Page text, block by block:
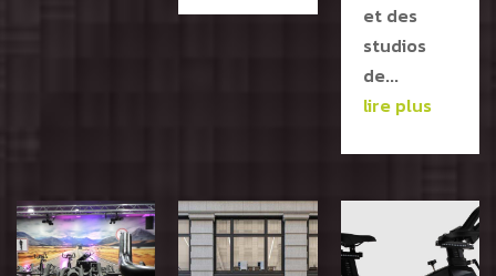
et des
studios
de...
lire plus